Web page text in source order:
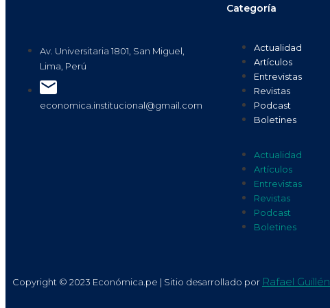
Av. Universitaria 1801, San Miguel,
Lima, Perú
economica.institucional@gmail.com
Categoría
Actualidad
Artículos
Entrevistas
Revistas
Podcast
Boletines
Actualidad
Artículos
Entrevistas
Revistas
Podcast
Boletines
Copyright © 2023 Económica.pe | Sitio desarrollado por Rafael Guillén